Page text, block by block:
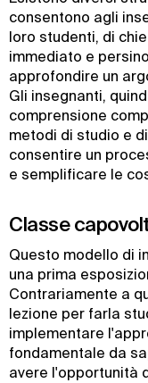
consentono agli
loro studenti, di
immediato e
approfondire un
Gli insegnanti,
comprensione
metodi di studio e
consentire un
e semplificare le
Classe
Questo modello di
una prima
Contrariamente a
lezione per farla
implementare
fondamentale da
avere l'opportunità